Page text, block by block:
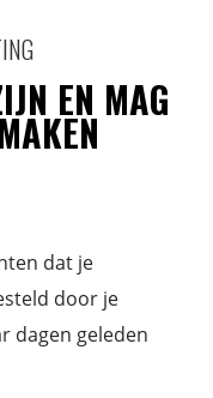
EN MAG
dat je
door je
dagen geleden